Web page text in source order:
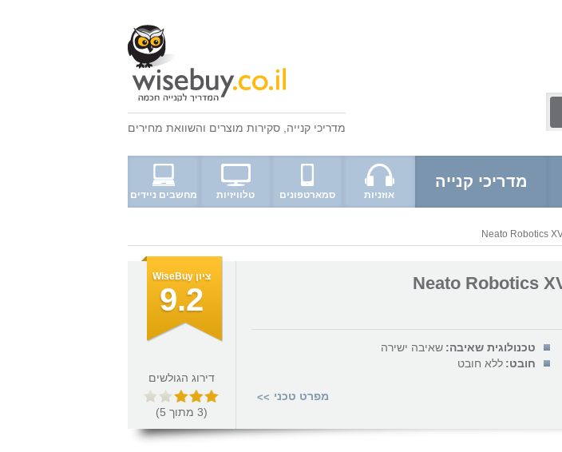
מדריכי קנייה סקירות מוצרים והשוואת מחירים
מדריכי קנייה
אוזניות סמארטפונים טלוויזיות מחשבים ניידים
טכנולוגית שאיבה: שאיבה ישירה
חובט: ללא חובט
מפרט טכני >>
ציון WiseBuy
9.2
דירוג הגולשים
(
3 מתוך 5
)